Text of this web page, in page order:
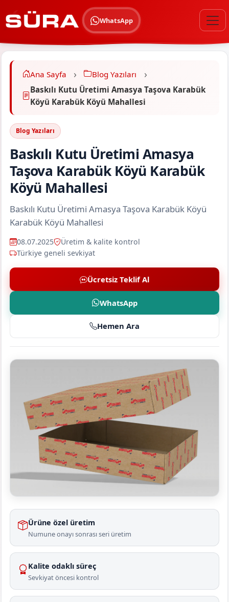
WhatsApp
Ana Sayfa
Blog Yazıları
Baskılı Kutu Üretimi Amasya Taşova Karabük
Köyü Karabük Köyü Mahallesi
Blog Yazıları
Baskılı Kutu Üretimi Amasya
Taşova Karabük Köyü Karabük
Köyü Mahallesi
Baskılı Kutu Üretimi Amasya Taşova Karabük Köyü
Karabük Köyü Mahallesi
08.07.2025
Üretim & kalite kontrol
Türkiye geneli sevkiyat
Ücretsiz Teklif Al
WhatsApp
Hemen Ara
Ürüne özel üretim
Numune onayı sonrası seri üretim
Kalite odaklı süreç
Sevkiyat öncesi kontrol